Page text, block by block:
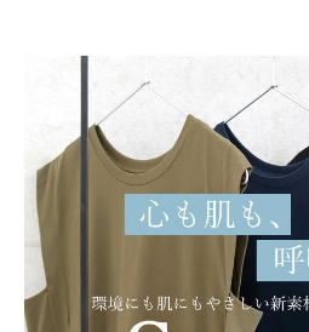
ご利用ガイド